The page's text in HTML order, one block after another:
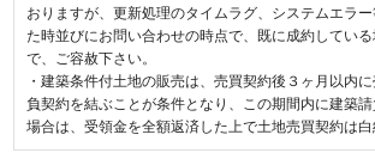
おりますが、更新処理のタイムラグ、システムエラ
た時並びにお問い合わせの時点で、既に成約してい
で、ご容赦下さい。
・建築条件付土地の販売は、売買契約後３ヶ月以内
負契約を結ぶことが条件となり、この期間内に建築
場合は、受領金を全額返済した上で土地売買契約は白